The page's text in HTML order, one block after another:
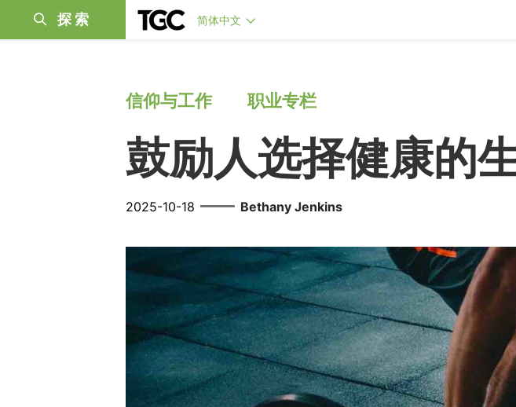
探索 简体中文
信仰与工作 职业专栏
鼓励人选择健康的
2025-10-18 —— Bethany Jenkins